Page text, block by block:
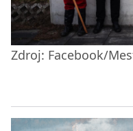
Zdroj: Facebook/